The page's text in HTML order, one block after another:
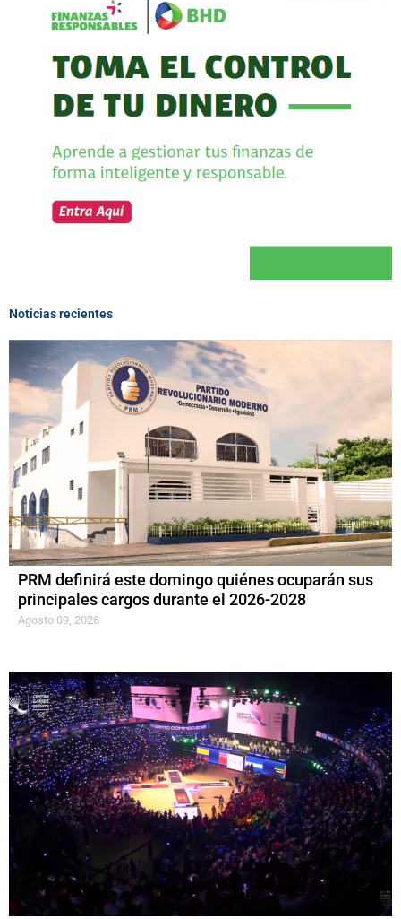
Noticias recientes
PRM definirá este domingo quiénes ocuparán sus
principales cargos durante el 2026-2028
Agosto 09, 2026